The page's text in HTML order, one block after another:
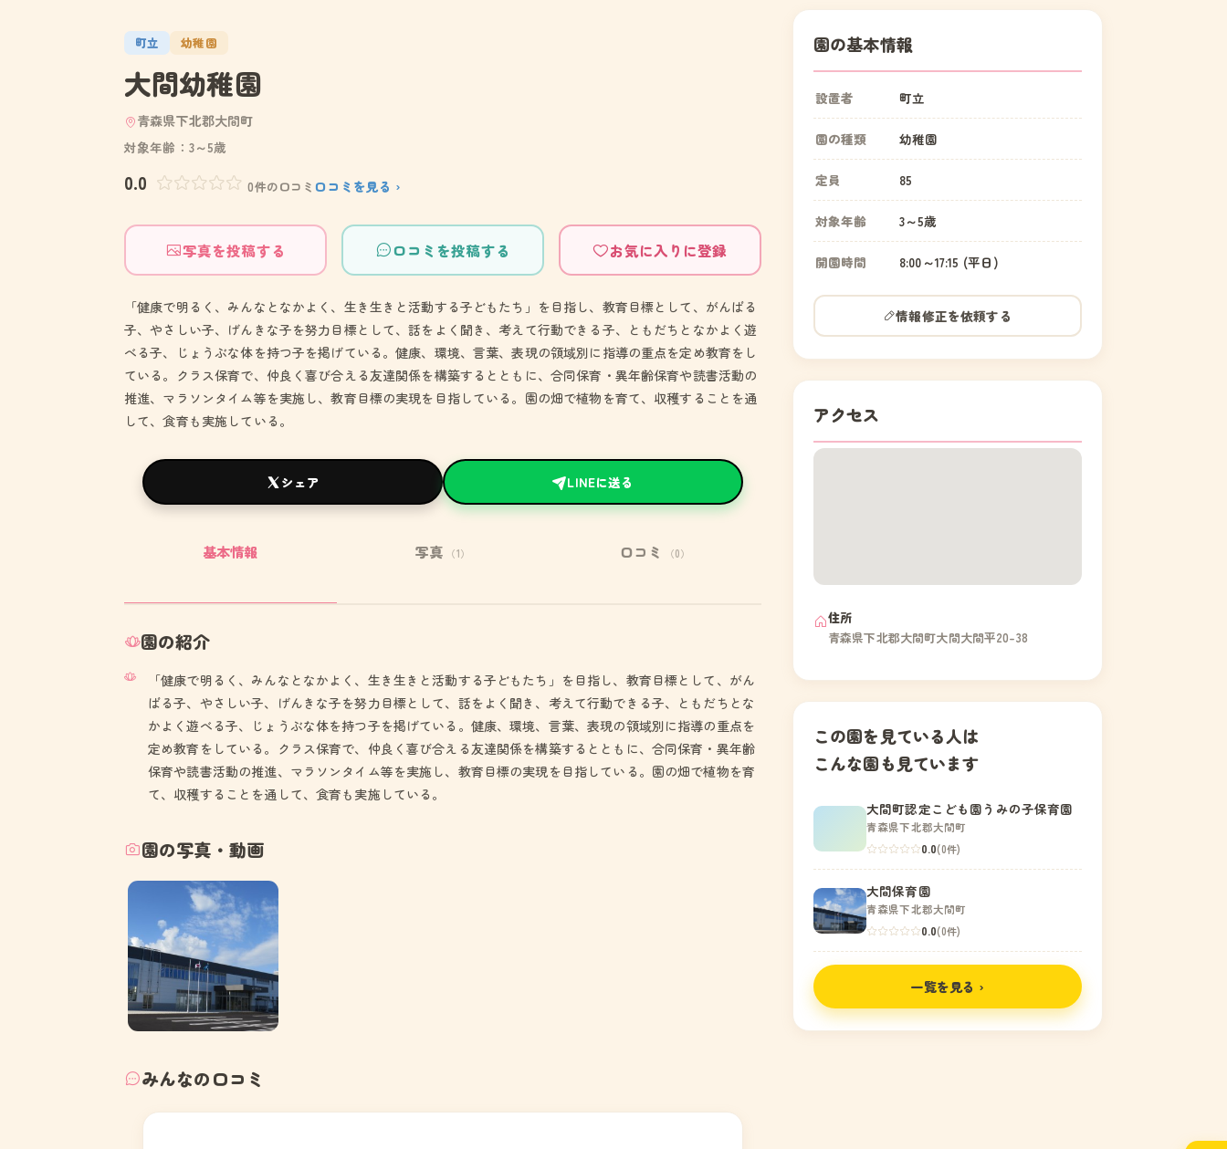
町立 幼稚園
大間幼稚園
青森県下北郡大間町
対象年齢：3～5歳
0.0 0件の口コミ 口コミを見る ›
写真を投稿する 口コミを投稿する お気に入りに登録
「健康で明るく、みんなとなかよく、生き生きと活動する子どもたち」を目指し、教育目標として、がんばる
子、やさしい子、げんきな子を努力目標として、話をよく聞き、考えて行動できる子、ともだちとなかよく遊
べる子、じょうぶな体を持つ子を掲げている。健康、環境、言葉、表現の領域別に指導の重点を定め教育をし
ている。クラス保育で、仲良く喜び合える友達関係を構築するとともに、合同保育・異年齢保育や読書活動の
推進、マラソンタイム等を実施し、教育目標の実現を目指している。園の畑で植物を育て、収穫することを通
して、食育も実施している。
シェア LINEに送る
基本情報 写真 （1） 口コミ （0）
園の紹介
「健康で明るく、みんなとなかよく、生き生きと活動する子どもたち」を目指し、教育目標として、がん
ばる子、やさしい子、げんきな子を努力目標として、話をよく聞き、考えて行動できる子、ともだちとな
かよく遊べる子、じょうぶな体を持つ子を掲げている。健康、環境、言葉、表現の領域別に指導の重点を
定め教育をしている。クラス保育で、仲良く喜び合える友達関係を構築するとともに、合同保育・異年齢
保育や読書活動の推進、マラソンタイム等を実施し、教育目標の実現を目指している。園の畑で植物を育
て、収穫することを通して、食育も実施している。
園の写真・動画
みんなの口コミ
園の基本情報
設置者 町立
園の種類 幼稚園
定員 85
対象年齢 3～5歳
開園時間 8:00～17:15 (平日)
情報修正を依頼する
アクセス
住所
青森県下北郡大間町大間大間平20-38
この園を見ている人は
こんな園も見ています
大間町認定こども園うみの子保育園
青森県下北郡大間町
0.0(0件)
大間保育園
青森県下北郡大間町
0.0(0件)
一覧を見る ›